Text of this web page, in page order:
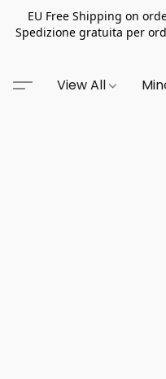
EU Free Shipping on
Spedizione gratuita per
View All